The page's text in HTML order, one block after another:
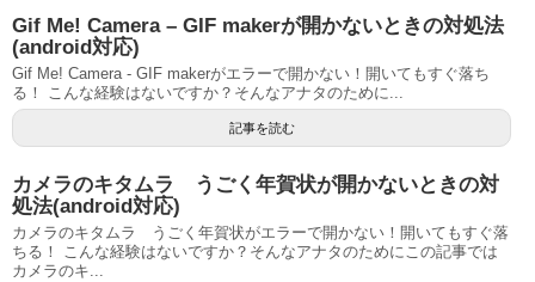
Gif Me! Camera – GIF makerが開かないときの対処法
(android対応)
Gif Me! Camera - GIF makerがエラーで開かない！開いてもすぐ落ち
る！ こんな経験はないですか？そんなアナタのために...
記事を読む
カメラのキタムラ うごく年賀状が開かないときの対
処法(android対応)
カメラのキタムラ うごく年賀状がエラーで開かない！開いてもすぐ落
ちる！ こんな経験はないですか？そんなアナタのためにこの記事では
カメラのキ...